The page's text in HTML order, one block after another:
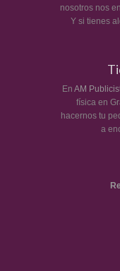
nosotros nos
Y si tienes
En AM
física en
hacernos tu
a